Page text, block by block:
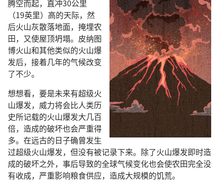
腾空而起，直冲30公里
（19英里）高的天际，然
后火山灰散落地面，掩埋农
田，又使屋顶坍塌。皮纳图
博火山和其他类似的火山爆
发后，接着几年的气候改变
了不少。
想想看，要是未来有超级火
山爆发，威力将会比人类历
史所记载的火山爆发大几百
倍，造成的破坏也会严重得
多。在远古的日子确曾发生
过超级火山爆发，但没有被记录下来。除了火山爆发即时造
成的破坏之外，事后导致的全球气候变化也会使农田完全没
有收成，严重影响粮食供应，造成大规模的饥荒。